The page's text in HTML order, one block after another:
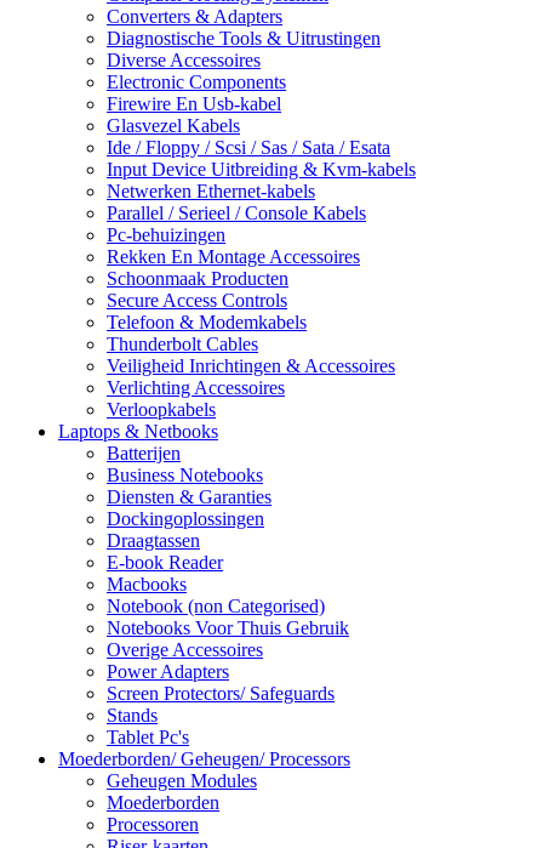
Converters & Adapters
Diagnostische Tools & Uitrustingen
Diverse Accessoires
Electronic Components
Firewire En Usb-kabel
Glasvezel Kabels
Ide / Floppy / Scsi / Sas / Sata / Esata
Input Device Uitbreiding & Kvm-kabels
Netwerken Ethernet-kabels
Parallel / Serieel / Console Kabels
Pc-behuizingen
Rekken En Montage Accessoires
Schoonmaak Producten
Secure Access Controls
Telefoon & Modemkabels
Thunderbolt Cables
Veiligheid Inrichtingen & Accessoires
Verlichting Accessoires
Verloopkabels
Laptops & Netbooks
Batterijen
Business Notebooks
Diensten & Garanties
Dockingoplossingen
Draagtassen
E-book Reader
Macbooks
Notebook (non Categorised)
Notebooks Voor Thuis Gebruik
Overige Accessoires
Power Adapters
Screen Protectors/ Safeguards
Stands
Tablet Pc's
Moederborden/ Geheugen/ Processors
Geheugen Modules
Moederborden
Processoren